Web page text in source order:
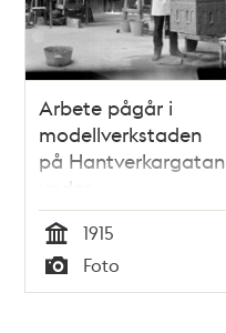
Arbete pågår i
modellverkstaden
på Hantverkargatan
under
Stadshusbygget.
Tid
1915
Typ
Foto